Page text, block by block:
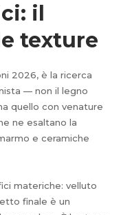
il
texture
2026, è la ricerca
— non il legno
quello con venature
ne esaltano la
e ceramiche
materiche: velluto
finale è un